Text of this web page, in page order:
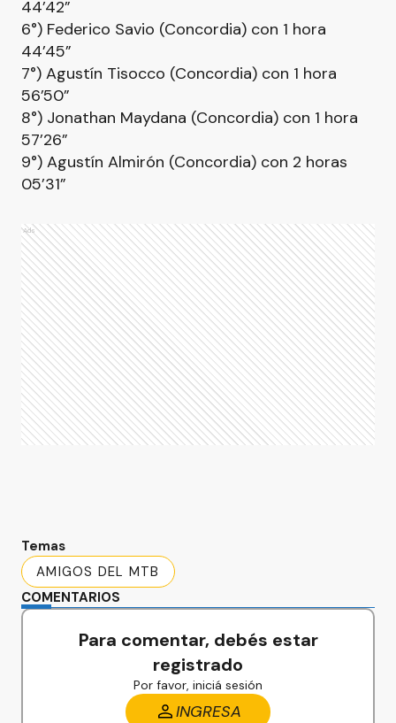
44’42”
6°) Federico Savio (Concordia) con 1 hora
44’45”
7°) Agustín Tisocco (Concordia) con 1 hora
56’50”
8°) Jonathan Maydana (Concordia) con 1 hora
57’26”
9°) Agustín Almirón (Concordia) con 2 horas
05’31”
Ads
Temas
AMIGOS DEL MTB
COMENTARIOS
Para comentar, debés estar
registrado
Por favor, iniciá sesión
INGRESA